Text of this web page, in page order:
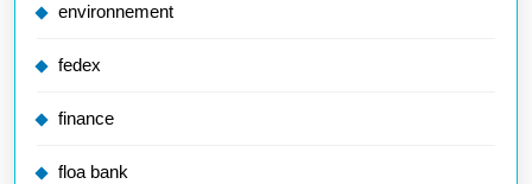
environnement
fedex
finance
floa bank